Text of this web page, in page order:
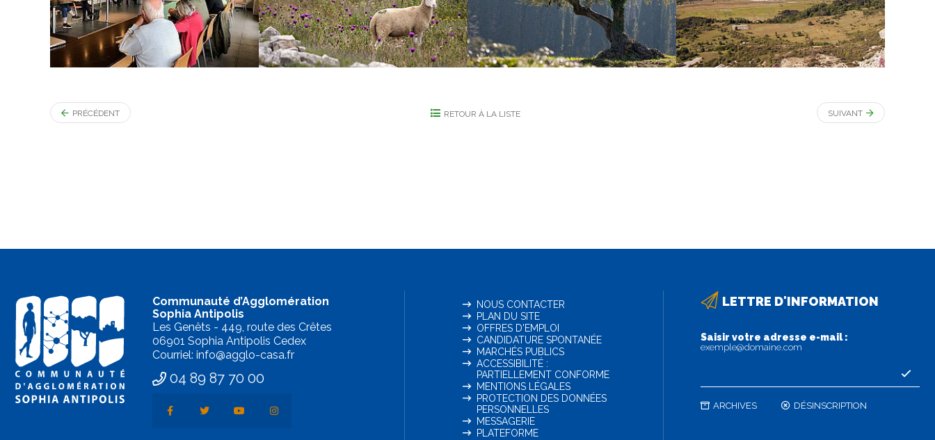
PRÉCÉDENT RETOUR À LA LISTE SUIVANT
Communauté d’Agglomération
Sophia Antipolis
Les Genêts - 449, route des Crêtes
06901 Sophia Antipolis Cedex
Courriel: info@agglo-casa.fr
04 89 87 70 00
NOUS CONTACTER
PLAN DU SITE
OFFRES D'EMPLOI
CANDIDATURE SPONTANÉE
MARCHÉS PUBLICS
ACCESSIBILITÉ :
PARTIELLEMENT CONFORME
MENTIONS LÉGALES
PROTECTION DES DONNÉES
PERSONNELLES
MESSAGERIE
PLATEFORME
LETTRE D'INFORMATION
Saisir votre adresse e-mail :
exemple@domaine.com
ARCHIVES DÉSINSCRIPTION